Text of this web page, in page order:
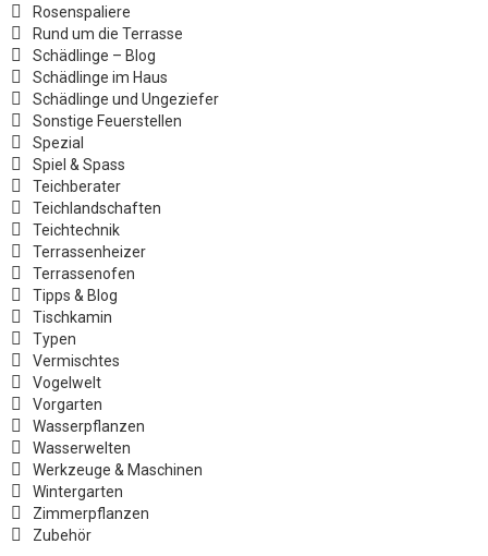
Rosenspaliere
Rund um die Terrasse
Schädlinge – Blog
Schädlinge im Haus
Schädlinge und Ungeziefer
Sonstige Feuerstellen
Spezial
Spiel & Spass
Teichberater
Teichlandschaften
Teichtechnik
Terrassenheizer
Terrassenofen
Tipps & Blog
Tischkamin
Typen
Vermischtes
Vogelwelt
Vorgarten
Wasserpflanzen
Wasserwelten
Werkzeuge & Maschinen
Wintergarten
Zimmerpflanzen
Zubehör